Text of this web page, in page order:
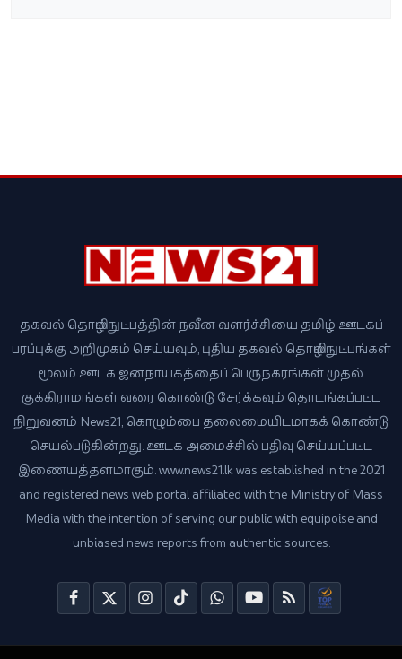
தகவல் தொழில்நுட்பத்தின் நவீன வளர்ச்சியை தமிழ் ஊடகப்
பரப்புக்கு அறிமுகம் செய்யவும், புதிய தகவல் தொழில்நுட்பங்கள்
மூலம் ஊடக ஜனநாயகத்தைப் பெருநகரங்கள் முதல்
குக்கிராமங்கள் வரை கொண்டு சேர்க்கவும் தொடங்கப்பட்ட
நிறுவனம் News21, கொழும்பை தலைமையிடமாகக் கொண்டு
செயல்படுகின்றது. ஊடக அமைச்சில் பதிவு செய்யப்பட்ட
இணையத்தளமாகும். www.news21.lk was established in the 2021
and registered news web portal affiliated with the Ministry of Mass
Media with the intention of serving our public with equipoise and
unbiased news reports from authentic sources.